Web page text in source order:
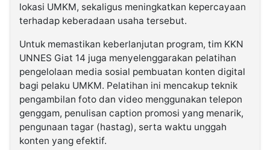
lokasi UMKM, sekaligus meningkatkan kepercayaan
terhadap keberadaan usaha tersebut.
Untuk memastikan keberlanjutan program, tim KKN
UNNES Giat 14 juga menyelenggarakan pelatihan
pengelolaan media sosial pembuatan konten digital
bagi pelaku UMKM. Pelatihan ini mencakup teknik
pengambilan foto dan video menggunakan telepon
genggam, penulisan caption promosi yang menarik,
pengunaan tagar (hastag), serta waktu unggah
konten yang efektif.